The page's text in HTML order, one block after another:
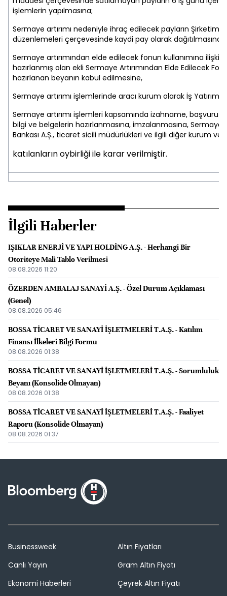
işlemlerin yapılmasına;
Sermaye artırımı nedeniyle ihraç edilecek payların
düzenlemeleri çerçevesinde kaydi pay olarak dağıtılmasına
Sermaye artırımından elde edilecek fonun kullanımına
hazırlanmış olan ekli Sermaye Artırımından Elde Edilecek
hazırlanan beyanın kabul edilmesine,
Sermaye artırımı işlemlerinde aracı kurum olarak İş
Sermaye artırımı işlemleri kapsamında izahname,
bilgi ve belgelerin hazırlanmasına, imzalanmasına, Sermaye
Bankası A.Ş., ticaret sicili müdürlükleri ve ilgili diğer kurum
katılanların oybirliği ile karar verilmiştir.
İlgili Haberler
IŞIKLAR ENERJİ VE YAPI HOLDİNG A.Ş. - Herhangi Bir
Otoriteye Mali Tablo Verilmesi
08.08.2026 11:20
ÖZERDEN AMBALAJ SANAYİ A.Ş. - Özel Durum Açıklaması
(Genel)
08.08.2026 05:46
BOSSA TİCARET VE SANAYİ İŞLETMELERİ T.A.Ş. - Katılım
Finansı İlkeleri Bilgi Formu
08.08.2026 01:38
BOSSA TİCARET VE SANAYİ İŞLETMELERİ T.A.Ş. - Sorumluluk
Beyanı (Konsolide Olmayan)
08.08.2026 01:38
BOSSA TİCARET VE SANAYİ İŞLETMELERİ T.A.Ş. - Faaliyet
Raporu (Konsolide Olmayan)
08.08.2026 01:37
Businessweek
Canlı Yayın
Ekonomi Haberleri
Altın Fiyatları
Gram Altın Fiyatı
Çeyrek Altın Fiyatı